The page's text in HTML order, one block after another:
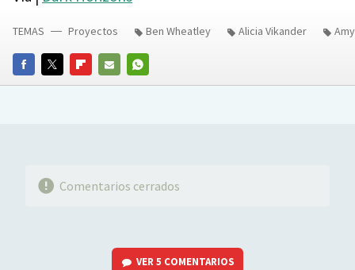
FACEBOOKTWITTERFLIPBOARD
E-
WHATSAPP
TEMAS Proyectos Ben Wheatley Alicia Vikander
Comentarios cerrados
VER5 COMENTARIOS